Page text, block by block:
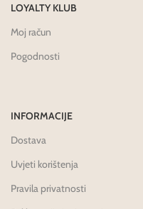
LOYALTY KLUB
Moj račun
Pogodnosti
INFORMACIJE
Dostava
Uvjeti korištenja
Pravila privatnosti